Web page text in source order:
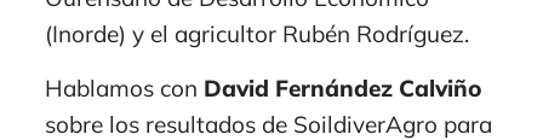
(Inorde) y el agricultor Rubén Rodríguez.
Hablamos con David Fernández Calviño
sobre los resultados de SoildiverAgro para